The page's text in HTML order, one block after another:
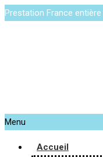
Prestation France entière
Menu
Accueil